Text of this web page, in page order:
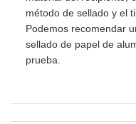
método de sellado y el
Podemos recomendar
sellado de papel de
prueba.